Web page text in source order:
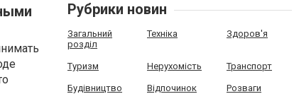
Рубрики новин
Загальний
розділ
Техніка Здоров'я
Туризм Нерухомість Транспорт
Будівництво Відпочинок Розваги